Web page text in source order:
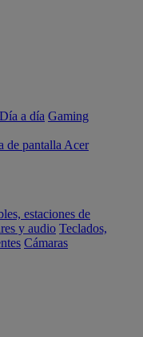
Día a día Gaming
de pantalla Acer
estaciones de
y audio Teclados,
Cámaras